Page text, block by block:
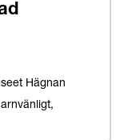
Hägnan